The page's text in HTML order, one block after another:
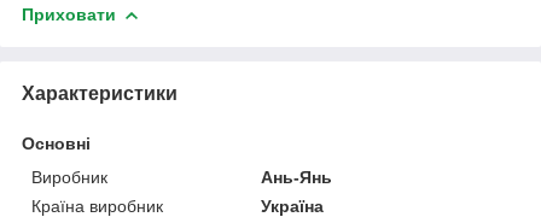
Приховати
Характеристики
Основні
Виробник
Ань-Янь
Країна виробник
Україна